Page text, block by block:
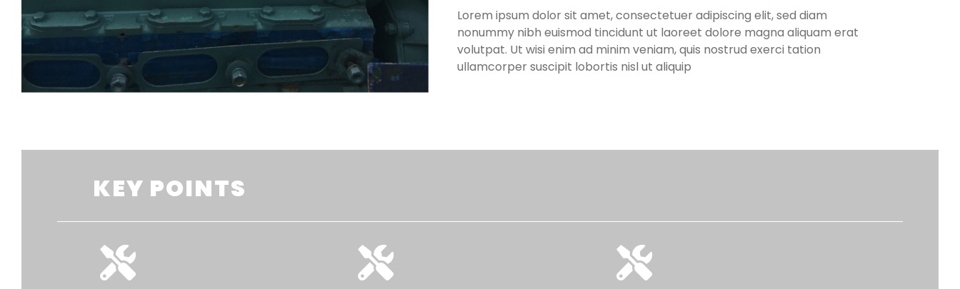
Lorem ipsum dolor sit amet, consectetuer adipiscing elit, sed diam
nonummy nibh euismod tincidunt ut laoreet dolore magna aliquam erat
volutpat. Ut wisi enim ad minim veniam, quis nostrud exerci tation
ullamcorper suscipit lobortis nisl ut aliquip
KEY POINTS